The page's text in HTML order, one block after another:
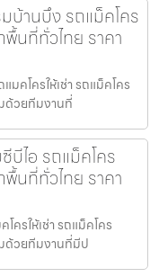
บ้านบึง รถแม็คโคร
พื้นที่ทั่วไทย ราคา
คโครให้เช่า รถแม็คโคร
ด้วยทีมงานที่
บีไอ รถแม็คโคร
พื้นที่ทั่วไทย ราคา
ครให้เช่า รถแม็คโคร
มด้วยทีมงานที่มีป